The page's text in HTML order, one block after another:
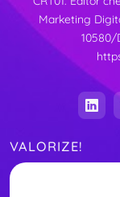
Marketing
10580/
VALORIZE!